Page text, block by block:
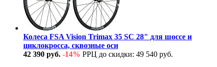
Колеса FSA Vision Trimax 35 SC 28" для шоссе и
циклокросса, сквозные оси
42 390 руб. -14% РРЦ до скидки: 49 540 руб.